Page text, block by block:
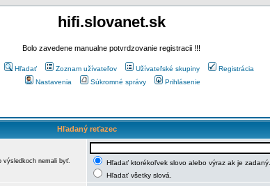
hifi.slovanet.sk
Bolo zavedene manualne potvrdzovanie registracii !!!
Hľadať Zoznam užívateľov Užívateľské skupiny
Registrácia
Nastavenia
Súkromné správy Prihlásenie
Hľadaný reťazec
výsledkoch nemali byť.
Hľadať ktorékoľvek slovo alebo výraz ak je zadaný.
Hľadať všetky slová.